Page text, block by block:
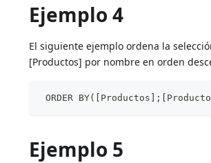
Ejemplo 4
El siguiente ejemplo ordena la
[Productos] por nombre en orden
ORDER
Ejemplo 5